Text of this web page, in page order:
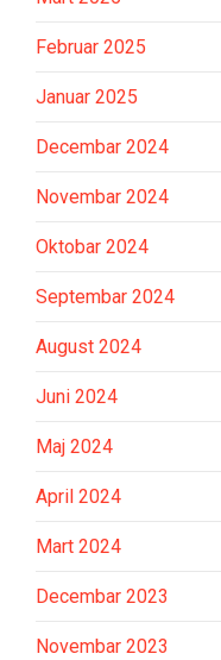
Februar 2025
Januar 2025
Decembar 2024
Novembar 2024
Oktobar 2024
Septembar 2024
August 2024
Juni 2024
Maj 2024
April 2024
Mart 2024
Decembar 2023
Novembar 2023